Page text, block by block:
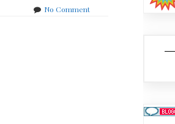
No Commenton